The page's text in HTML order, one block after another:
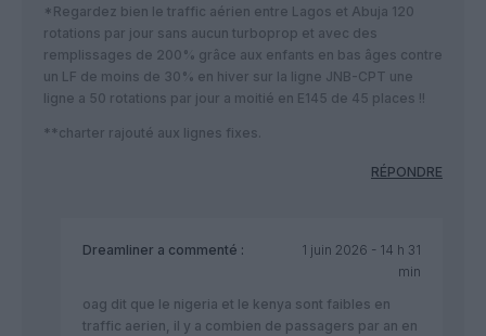
*Regardez bien le traffic aérien entre Lagos et Abuja 120
rotations par jour sans aucun turboprop et avec des
remplissages de 200% grâce aux enfants en bas âges contre
un LF de moins de 30% en hiver sur la ligne JNB-CPT une
ligne a 50 rotations par jour a moitié en E145 de 45 places !!
**charter rajouté aux lignes fixes.
RÉPONDRE
Dreamliner a commenté :
1 juin 2026 - 14 h 31
min
oag dit que le nigeria et le kenya sont faibles en
traffic aerien, il y a combien de passagers par an en